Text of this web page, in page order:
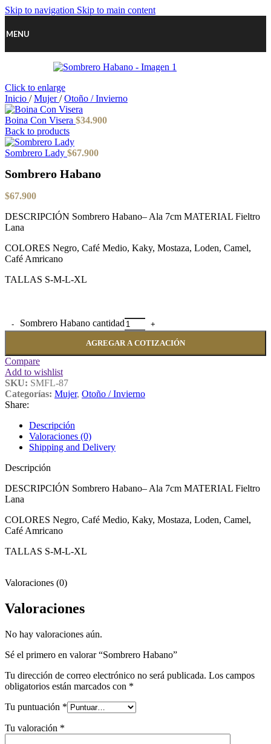
Skip to navigation Skip to main content
MENU
Click to enlarge
Inicio / Mujer/ Otoño / Invierno
Boina Con Visera $34.900
Back to products
Sombrero Lady $67.900
Sombrero Habano
$67.900
DESCRIPCIÓN Sombrero Habano– Ala 7cm MATERIAL Fieltro
Lana
COLORES Negro, Café Medio, Kaky, Mostaza, Loden, Camel,
Café Amricano
TALLAS S-M-L-XL
Sombrero Habano cantidad
AGREGAR A COTIZACIÓN
Compare
Add to wishlist
SKU: SMFL-87
Categorías: Mujer, Otoño / Invierno
Share:
Descripción
Valoraciones (0)
Shipping and Delivery
Descripción
DESCRIPCIÓN Sombrero Habano– Ala 7cm MATERIAL Fieltro
Lana
COLORES Negro, Café Medio, Kaky, Mostaza, Loden, Camel,
Café Amricano
TALLAS S-M-L-XL
Valoraciones (0)
Valoraciones
No hay valoraciones aún.
Sé el primero en valorar “Sombrero Habano”
Tu dirección de correo electrónico no será publicada. Los campos
obligatorios están marcados con *
Tu puntuación *
Tu valoración *